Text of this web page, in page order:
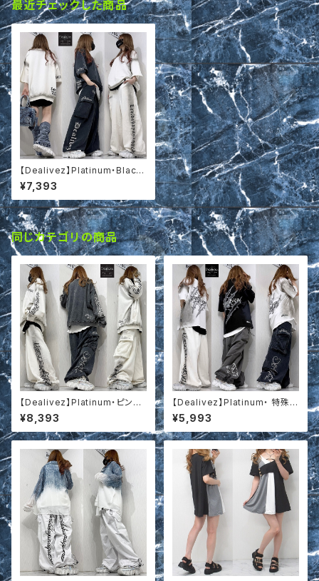
最近チェックした商品
【Dealivez】Platinum・Black
Letter 特殊加工 刺繍 スウェッ
トTシャツ プルオーバー
¥7,393
同じカテゴリの商品
【Dealivez】Platinum・ピンス
ト 特殊加工 刺繍 スウェット トレ
ーナー プルオーバー
¥8,393
【Dealivez】Platinum・ 特殊加
工 ロゴ刺繍 オーバーTシャツ
¥5,993